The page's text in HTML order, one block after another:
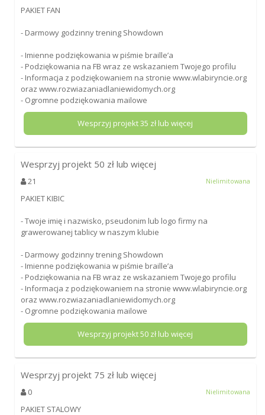
PAKIET FAN
- Darmowy godzinny trening Showdown
- Imienne podziękowania w piśmie braille’a
- Podziękowania na FB wraz ze wskazaniem Twojego profilu
- Informacja z podziękowaniem na stronie www.wlabiryncie.org
oraz www.rozwiazaniadlaniewidomych.org
- Ogromne podziękowania mailowe
Wesprzyj projekt35 zł lub więcej
Wesprzyj projekt 50 zł lub więcej
21 Nielimitowana
PAKIET KIBIC
- Twoje imię i nazwisko, pseudonim lub logo firmy na
grawerowanej tablicy w naszym klubie
- Darmowy godzinny trening Showdown
- Imienne podziękowania w piśmie braille’a
- Podziękowania na FB wraz ze wskazaniem Twojego profilu
- Informacja z podziękowaniem na stronie www.wlabiryncie.org
oraz www.rozwiazaniadlaniewidomych.org
- Ogromne podziękowania mailowe
Wesprzyj projekt50 zł lub więcej
Wesprzyj projekt 75 zł lub więcej
0 Nielimitowana
PAKIET STALOWY